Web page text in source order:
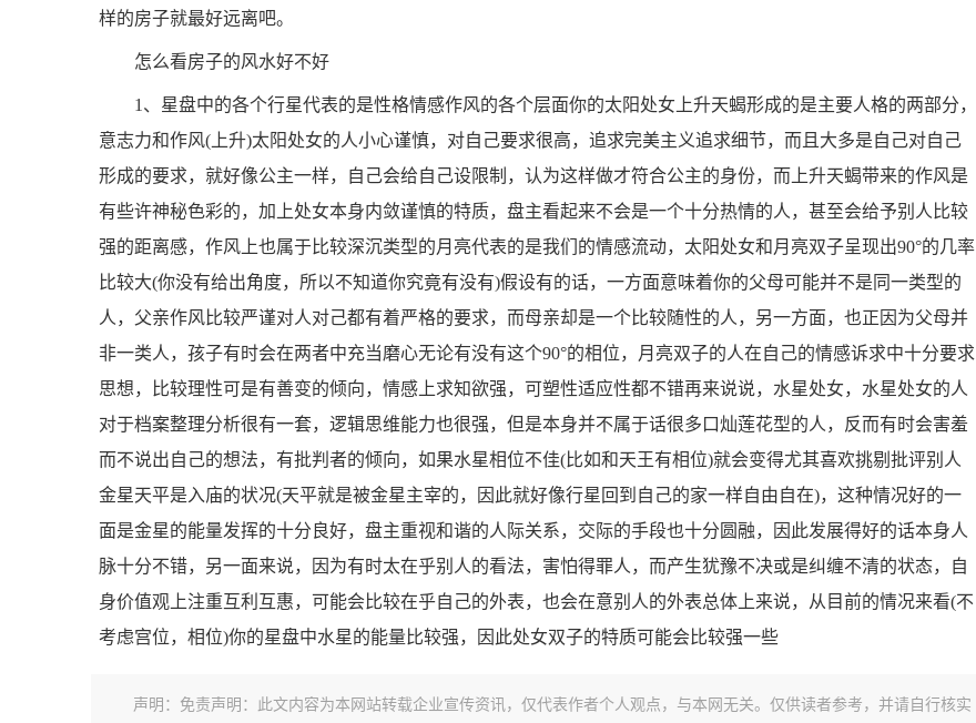
样的房子就最好远离吧。
怎么看房子的风水好不好
1、星盘中的各个行星代表的是性格情感作风的各个层面你的太阳处女上升天蝎形成的是主要人格的两部分，
意志力和作风(上升)太阳处女的人小心谨慎，对自己要求很高，追求完美主义追求细节，而且大多是自己对自己
形成的要求，就好像公主一样，自己会给自己设限制，认为这样做才符合公主的身份，而上升天蝎带来的作风是
有些许神秘色彩的，加上处女本身内敛谨慎的特质，盘主看起来不会是一个十分热情的人，甚至会给予别人比较
强的距离感，作风上也属于比较深沉类型的月亮代表的是我们的情感流动，太阳处女和月亮双子呈现出90°的几率
比较大(你没有给出角度，所以不知道你究竟有没有)假设有的话，一方面意味着你的父母可能并不是同一类型的
人，父亲作风比较严谨对人对己都有着严格的要求，而母亲却是一个比较随性的人，另一方面，也正因为父母并
非一类人，孩子有时会在两者中充当磨心无论有没有这个90°的相位，月亮双子的人在自己的情感诉求中十分要求
思想，比较理性可是有善变的倾向，情感上求知欲强，可塑性适应性都不错再来说说，水星处女，水星处女的人
对于档案整理分析很有一套，逻辑思维能力也很强，但是本身并不属于话很多口灿莲花型的人，反而有时会害羞
而不说出自己的想法，有批判者的倾向，如果水星相位不佳(比如和天王有相位)就会变得尤其喜欢挑剔批评别人
金星天平是入庙的状况(天平就是被金星主宰的，因此就好像行星回到自己的家一样自由自在)，这种情况好的一
面是金星的能量发挥的十分良好，盘主重视和谐的人际关系，交际的手段也十分圆融，因此发展得好的话本身人
脉十分不错，另一面来说，因为有时太在乎别人的看法，害怕得罪人，而产生犹豫不决或是纠缠不清的状态，自
身价值观上注重互利互惠，可能会比较在乎自己的外表，也会在意别人的外表总体上来说，从目前的情况来看(不
考虑宫位，相位)你的星盘中水星的能量比较强，因此处女双子的特质可能会比较强一些
声明：免责声明：此文内容为本网站转载企业宣传资讯，仅代表作者个人观点，与本网无关。仅供读者参考，并请自行核实